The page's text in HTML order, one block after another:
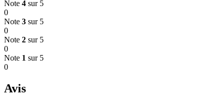
Note 4 sur 5
0
Note 3 sur 5
0
Note 2 sur 5
0
Note 1 sur 5
0
Avis